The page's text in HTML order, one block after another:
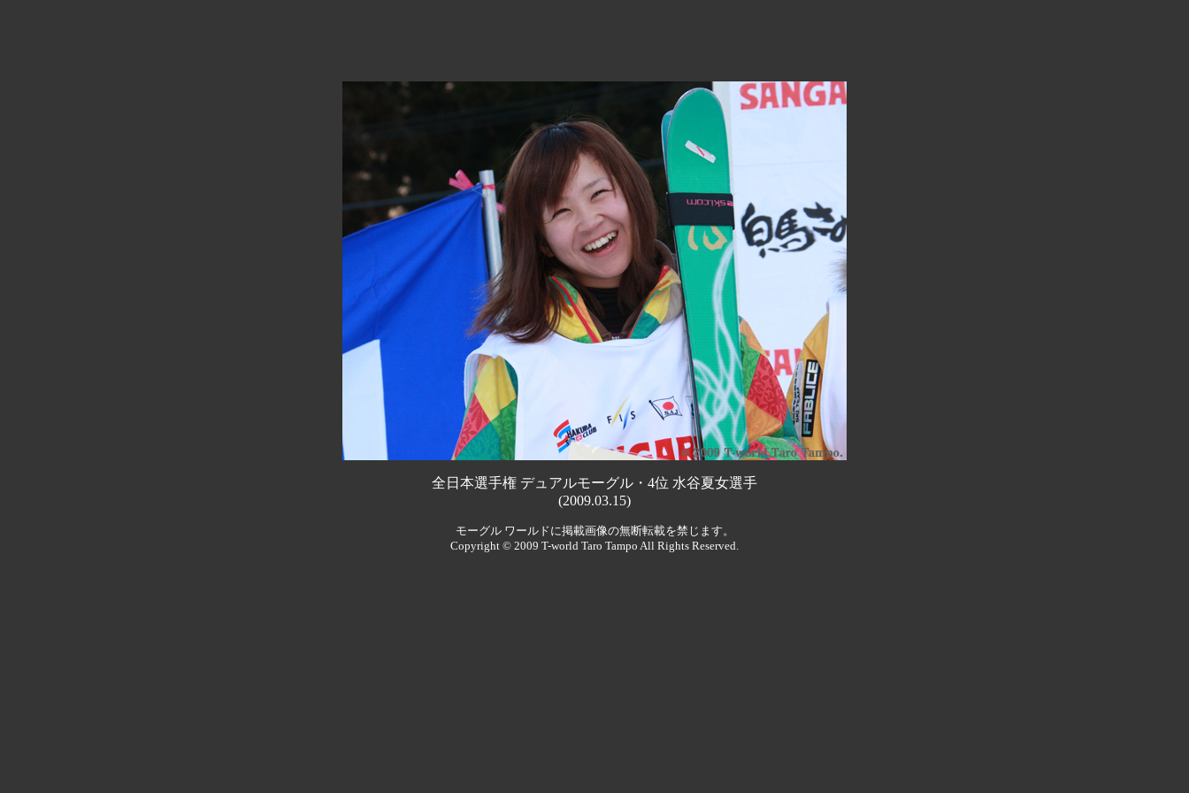
全日本選手権 デュアルモーグル・4位 水谷夏女選手
(2009.03.15)
モーグル ワールドに掲載画像の無断転載を禁じます。
Copyright © 2009 T-world Taro Tampo All Rights Reserved.